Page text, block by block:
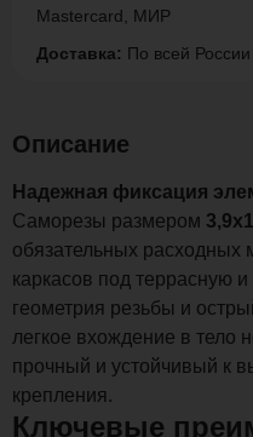
Mastercard, МИР
Доставка: По всей
Описание
Надежная фиксация
Саморезы размером
обязательных расходных
каркасов под террасную
геометрия резьбы и
легкое вхождение в тело
прочный и устойчивый к
крепления.
Ключевые